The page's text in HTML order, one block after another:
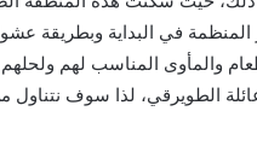
في البداية وبطريقة
والمأوى المناسب لهم
الطويرقي، لذا سوف نتناول